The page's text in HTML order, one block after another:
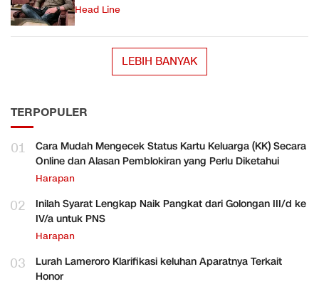
Head Line
LEBIH BANYAK
TERPOPULER
01
Cara Mudah Mengecek Status Kartu Keluarga (KK) Secara
Online dan Alasan Pemblokiran yang Perlu Diketahui
Harapan
02
Inilah Syarat Lengkap Naik Pangkat dari Golongan III/d ke
IV/a untuk PNS
Harapan
03
Lurah Lameroro Klarifikasi keluhan Aparatnya Terkait
Honor